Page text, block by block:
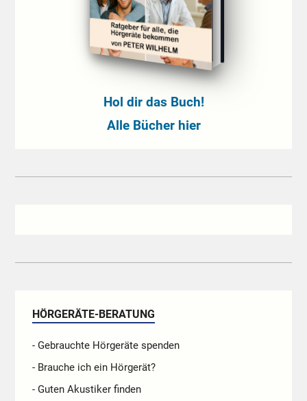
Hol dir das Buch!
Alle Bücher hier
HÖRGERÄTE-BERATUNG
- Gebrauchte Hörgeräte spenden
- Brauche ich ein Hörgerät?
- Guten Akustiker finden